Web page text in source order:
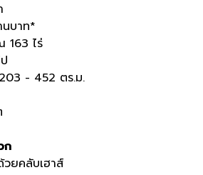
นบาท*
163 ไร่
- 452 ตร.ม.
ก
ยคลับเฮาส์